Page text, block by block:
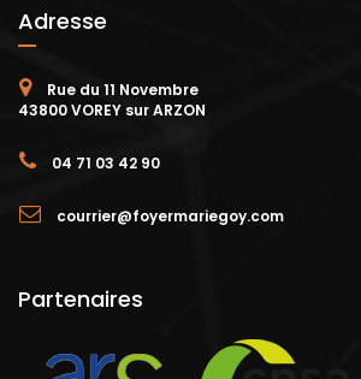
Adresse
Rue du 11 Novembre
43800 VOREY sur ARZON
04 71 03 42 90
courrier@foyermariegoy.com
Partenaires